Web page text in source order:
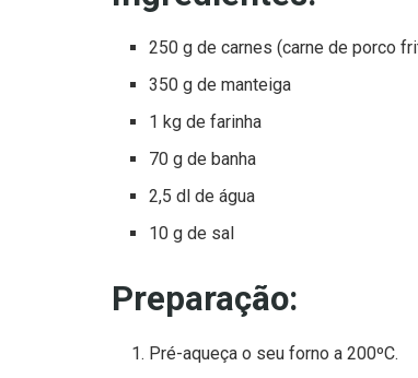
250 g de carnes (carne de porco
350 g de manteiga
1 kg de farinha
70 g de banha
2,5 dl de água
10 g de sal
Preparação:
Pré-aqueça o seu forno a 200ºC.